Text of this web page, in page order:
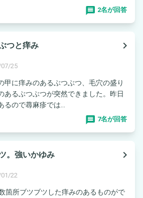
2名が回答
つと痒み
navigate_next
25
甲に痒みのあるぶつぶつ、毛穴の盛り
あるぶつぶつが突然できました。昨日
ので蕁麻疹では...
7名が回答
。強いかゆみ
navigate_next
22
箇所ブツブツした痒みのあるものがで